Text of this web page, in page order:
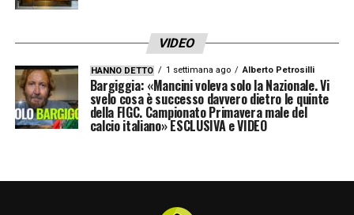
VIDEO
HANNO DETTO 1 settimana ago Alberto Petrosilli
Bargiggia: «Mancini voleva solo la Nazionale. Vi
svelo cosa è successo davvero dietro le quinte
della FIGC. Campionato Primavera male del
calcio italiano» ESCLUSIVA e VIDEO